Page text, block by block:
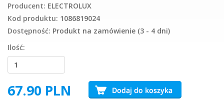
Producent: ELECTROLUX
Kod produktu: 1086819024
Dostępność: Produkt na zamówienie (3 - 4 dni)
Ilość:
67.90 PLN